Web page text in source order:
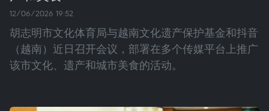
12/06/2026 19:52
胡志明市文化体育局与越南文化遗产保护基金和抖音
（越南）近日召开会议，部署在多个传媒平台上推广
该市文化、遗产和城市美食的活动。